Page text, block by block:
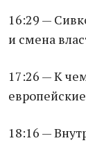
16:29 —
и смена
17:26 — К
18:16 —